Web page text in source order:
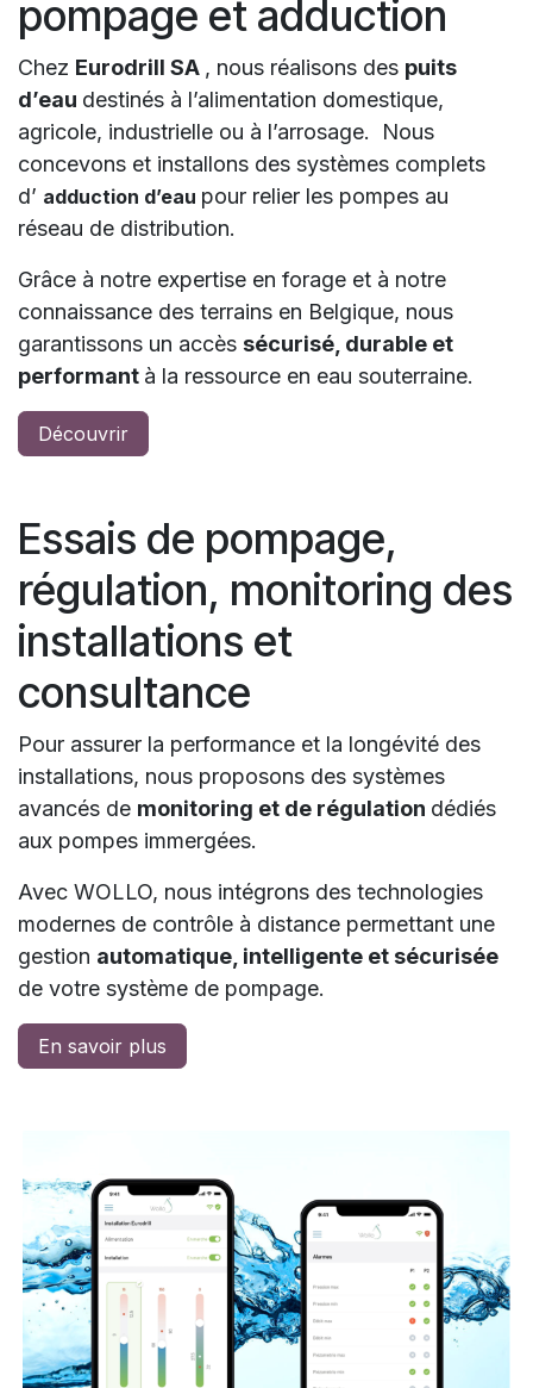
pompage et adduction
Chez Eurodrill SA , nous réalisons des puits
d’eau destinés à l’alimentation domestique,
agricole, industrielle ou à l’arrosage. Nous
concevons et installons des systèmes complets
d’ adduction d’eau pour relier les pompes au
réseau de distribution.
Grâce à notre expertise en forage et à notre
connaissance des terrains en Belgique, nous
garantissons un accès sécurisé, durable et
performant à la ressource en eau souterraine.
Découvrir
Essais de pompage,
régulation, monitoring des
installations et
consultance
Pour assurer la performance et la longévité des
installations, nous proposons des systèmes
avancés de monitoring et de régulation dédiés
aux pompes immergées.
Avec WOLLO, nous intégrons des technologies
modernes de contrôle à distance permettant une
gestion automatique, intelligente et sécurisée
de votre système de pompage.
En savoir plus